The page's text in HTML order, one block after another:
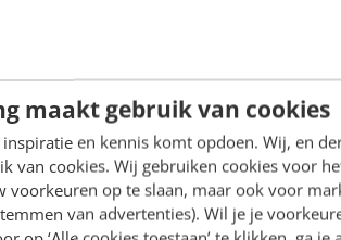
maakt gebruik van cookies
en kennis komt opdoen. Wij, en
van cookies. Wij gebruiken cookies voor
voorkeuren op te slaan, maar ook voor
van advertenties). Wil je je
de strategie, maar